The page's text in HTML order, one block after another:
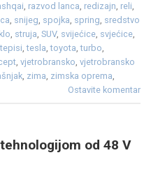
, razvod lanca, redizajn, reli,
, snijeg, spojka, spring, sredstvo
, struja, SUV, svijećice, svjećice,
tepisi,tesla,toyota,turbo,
, vjetrobransko, vjetrobransko
, zima, zimska oprema,
Ostavite komentar
od 48 V